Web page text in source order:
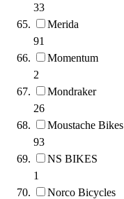
33
Merida
91
Momentum
2
Mondraker
26
Moustache Bikes
93
NS BIKES
1
Norco Bicycles